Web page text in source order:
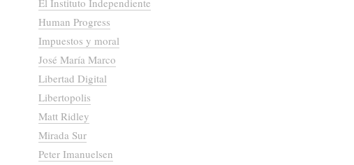
El Instituto Independiente
Human Progress
Impuestos y moral
José María Marco
Libertad Digital
Libertopolis
Matt Ridley
Mirada Sur
Peter Imanuelsen